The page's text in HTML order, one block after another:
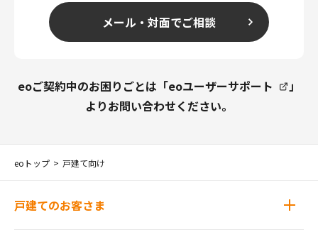
メール・対面でご相談
eoご契約中のお困りごとは「eoユーザーサポート
」
よりお問い合わせください。
eoトップ 戸建て向け
戸建てのお客さま